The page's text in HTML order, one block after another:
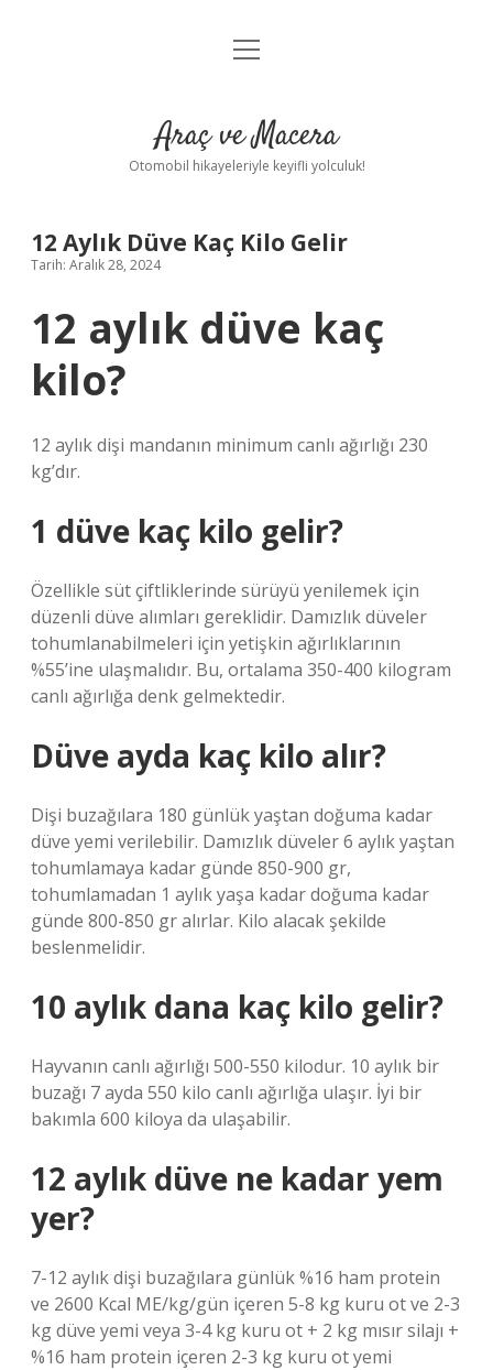
Anasayfa
Yasal Uyarı
menüyü
Araç ve Macera
Otomobil hikayeleriyle keyifli yolculuk!
12 Aylık Düve Kaç Kilo Gelir
Tarih: Aralık 28, 2024
12 aylık düve kaç
kilo?
12 aylık dişi mandanın minimum canlı ağırlığı 230
kg’dır.
1 düve kaç kilo gelir?
Özellikle süt çiftliklerinde sürüyü yenilemek için
düzenli düve alımları gereklidir. Damızlık düveler
tohumlanabilmeleri için yetişkin ağırlıklarının
%55’ine ulaşmalıdır. Bu, ortalama 350-400 kilogram
canlı ağırlığa denk gelmektedir.
Düve ayda kaç kilo alır?
Dişi buzağılara 180 günlük yaştan doğuma kadar
düve yemi verilebilir. Damızlık düveler 6 aylık yaştan
tohumlamaya kadar günde 850-900 gr,
tohumlamadan 1 aylık yaşa kadar doğuma kadar
günde 800-850 gr alırlar. Kilo alacak şekilde
beslenmelidir.
10 aylık dana kaç kilo gelir?
Hayvanın canlı ağırlığı 500-550 kilodur. 10 aylık bir
buzağı 7 ayda 550 kilo canlı ağırlığa ulaşır. İyi bir
bakımla 600 kiloya da ulaşabilir.
12 aylık düve ne kadar yem
yer?
7-12 aylık dişi buzağılara günlük %16 ham protein
ve 2600 Kcal ME/kg/gün içeren 5-8 kg kuru ot ve 2-3
kg düve yemi veya 3-4 kg kuru ot + 2 kg mısır silajı +
%16 ham protein içeren 2-3 kg kuru ot yemi